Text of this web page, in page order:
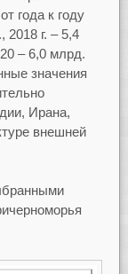
года к году
2018 г. – 5,4
– 6,0 млрд.
значения
Ирана,
внешней